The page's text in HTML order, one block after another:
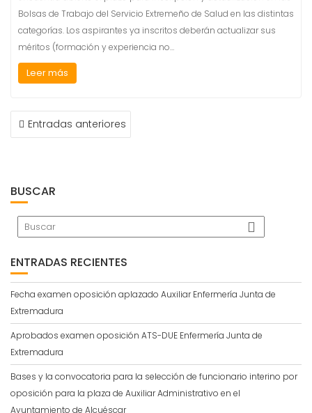
Bolsas de Trabajo del Servicio Extremeño de Salud en las distintas
categorías. Los aspirantes ya inscritos deberán actualizar sus
méritos (formación y experiencia no…
Leer más
NAVEGACIÓN
DEEntradas anteriores
BUSCAR
ENTRADAS RECIENTES
Fecha examen oposición aplazado Auxiliar Enfermería Junta de
Extremadura
Aprobados examen oposición ATS-DUE Enfermería Junta de
Extremadura
Bases y la convocatoria para la selección de funcionario interino por
oposición para la plaza de Auxiliar Administrativo en el
Ayuntamiento de Alcuéscar